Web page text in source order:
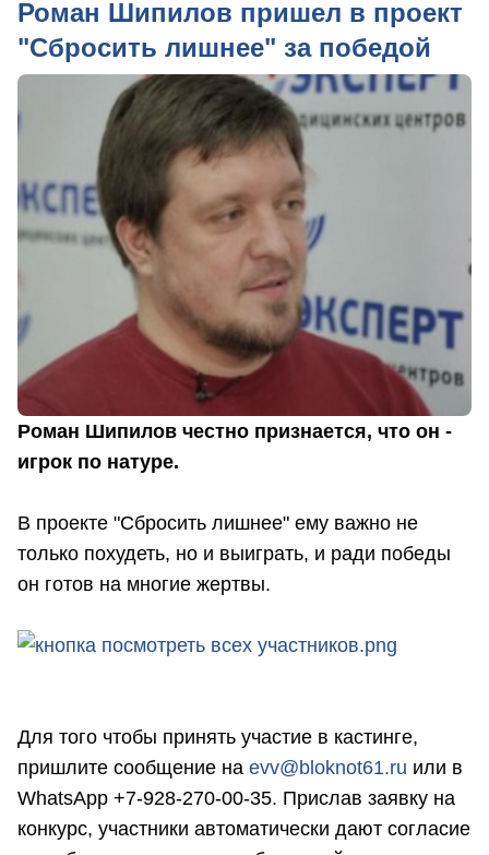
Роман Шипилов пришел в проект
"Сбросить лишнее" за победой
Роман Шипилов честно признается, что он -
игрок по натуре.
В проекте "Сбросить лишнее" ему важно не
только похудеть, но и выиграть, и ради победы
он готов на многие жертвы.
Для того чтобы принять участие в кастинге,
пришлите сообщение на evv@bloknot61.ru или в
WhatsApp +7-928-270-00-35. Прислав заявку на
конкурс, участники автоматически дают согласие